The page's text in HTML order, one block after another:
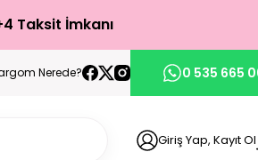
Taksit İmkanı
İçerisinde Teslimat!
Nerede? 0 535 665
Giriş Yap, Kayıt Ol